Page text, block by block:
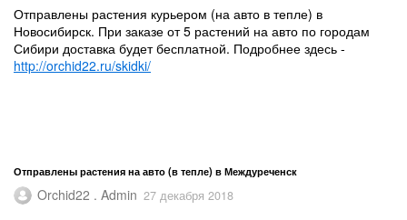
Отправлены растения курьером (на авто в тепле) в
Новосибирск. При заказе от 5 растений на авто по городам
Сибири доставка будет бесплатной. Подробнее здесь -
http://orchid22.ru/skidki/
Отправлены растения на авто (в тепле) в Междуреченск
Orchid22 . Admin 27 декабря 2018